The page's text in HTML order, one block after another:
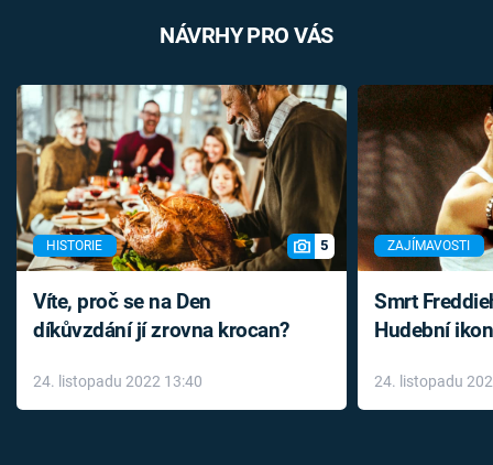
NÁVRHY PRO VÁS
HISTORIE 5
Víte, proč se na Den
díkůvzdání jí zrovna krocan?
24. listopadu 2022 13:40
ZAJÍMAVOSTI
Smrt
Hudební
léky
24. listopadu